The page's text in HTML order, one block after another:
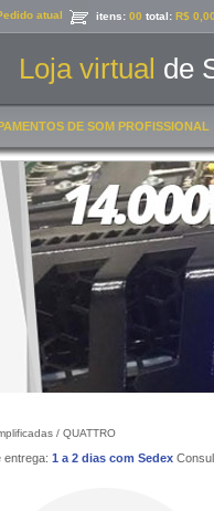
atual itens: 00 total: R$
Loja virtual de
DE SOM PROFISSIONAL
/ QUATTRO
entrega: 1 a 2 dias com Sedex